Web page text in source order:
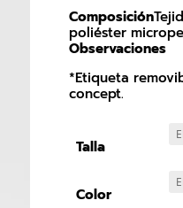
Composición
poliéster
Observaciones
*Etiqueta
concept.
Talla
Color